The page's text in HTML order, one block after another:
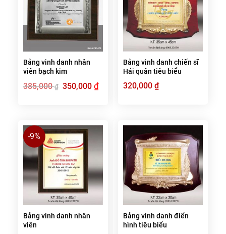
Bảng vinh danh nhân
viên bạch kim
385,000₫ Giá
gốc
350,000 ₫Giá
hiện
Bảng vinh danh chiến sĩ
Hải quân tiêu biểu
320,000 ₫
-9%
Bảng vinh danh nhân
viên
Bảng vinh danh điển
hình tiêu biểu